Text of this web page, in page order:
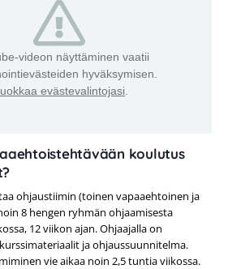
videon näyttäminen vaatii
hyväksymisen.
evästevalintojasi
koulutus
ohjaustiimin (toinen vapaaehtoinen ja
8 hengen ryhmän ohjaamisesta
12 viikon ajan. Ohjaajalla on
ja ohjaussuunnitelma.
vie aikaa noin 2,5 tuntia viikossa.